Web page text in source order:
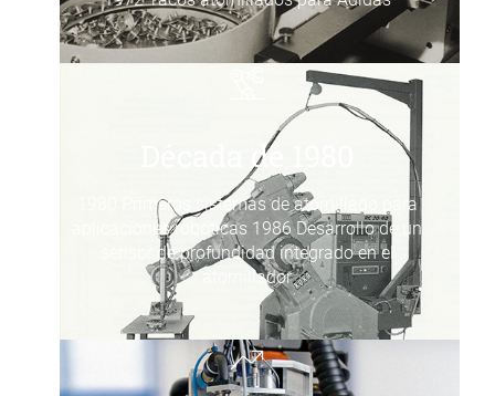
Década de 1980
1980 Primeros sistemas de atornillado para
aplicaciones robóticas 1986 Desarrollo de un
sensor de profundidad integrado en el
atornillador